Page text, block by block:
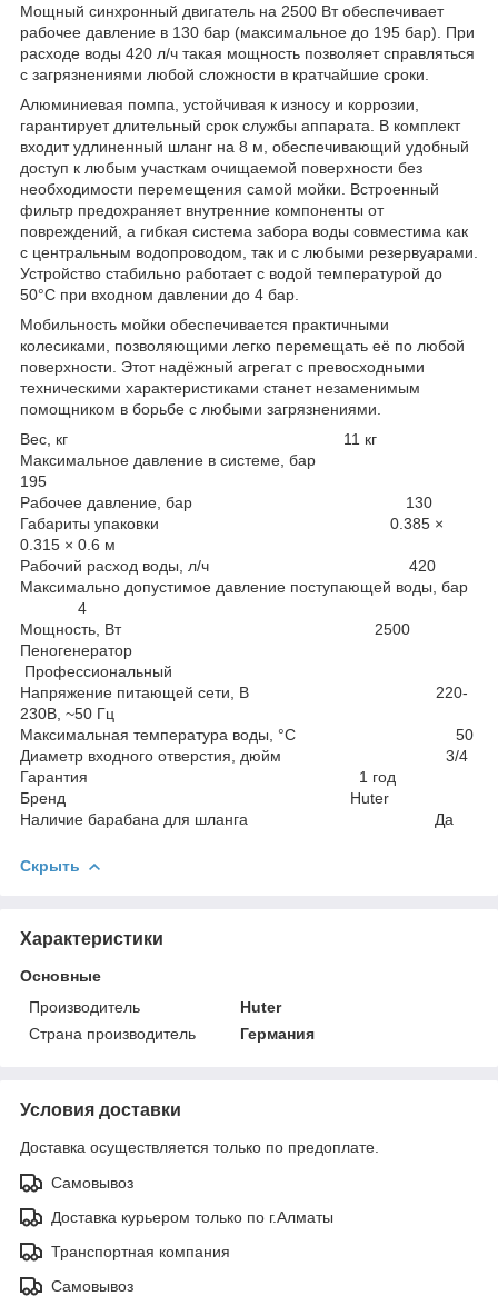
Мощный синхронный двигатель на 2500 Вт обеспечивает
рабочее давление в 130 бар (максимальное до 195 бар). При
расходе воды 420 л/ч такая мощность позволяет справляться
с загрязнениями любой сложности в кратчайшие сроки.
Алюминиевая помпа, устойчивая к износу и коррозии,
гарантирует длительный срок службы аппарата. В комплект
входит удлиненный шланг на 8 м, обеспечивающий удобный
доступ к любым участкам очищаемой поверхности без
необходимости перемещения самой мойки. Встроенный
фильтр предохраняет внутренние компоненты от
повреждений, а гибкая система забора воды совместима как
с центральным водопроводом, так и с любыми резервуарами.
Устройство стабильно работает с водой температурой до
50°C при входном давлении до 4 бар.
Мобильность мойки обеспечивается практичными
колесиками, позволяющими легко перемещать её по любой
поверхности. Этот надёжный агрегат с превосходными
техническими характеристиками станет незаменимым
помощником в борьбе с любыми загрязнениями.
Вес, кг 11 кг
Максимальное давление в системе, бар
195
Рабочее давление, бар 130
Габариты упаковки 0.385 ×
0.315 × 0.6 м
Рабочий расход воды, л/ч 420
Максимально допустимое давление поступающей воды, бар
4
Мощность, Вт 2500
Пеногенератор
Профессиональный
Напряжение питающей сети, В 220-
230В, ~50 Гц
Максимальная температура воды, °С 50
Диаметр входного отверстия, дюйм 3/4
Гарантия 1 год
Бренд Huter
Наличие барабана для шланга Да
Скрыть
Характеристики
Основные
Производитель
Huter
Страна производитель
Германия
Условия доставки
Доставка осуществляется только по предоплате.
Самовывоз
Доставка курьером только по г.Алматы
Транспортная компания
Самовывоз